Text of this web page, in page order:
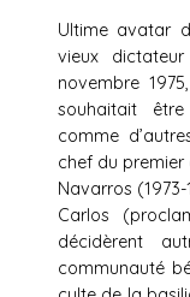
Ultime avatar
vieux
novembre
souhaitait
comme
chef du premier
Navarros
Carlos
décidèrent
communauté